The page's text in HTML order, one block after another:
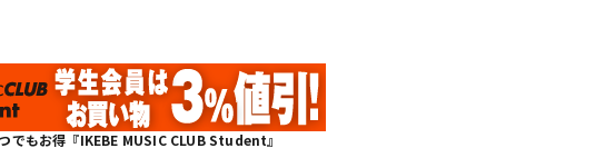
でもお得『IKEBE MUSIC CLUB Student』